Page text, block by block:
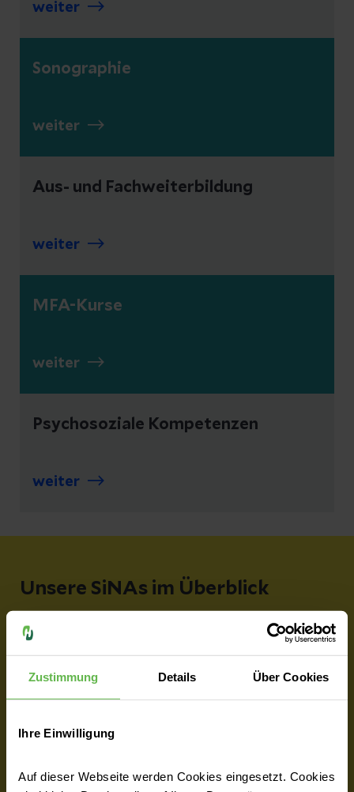
Zustimmung Details Über Cookies
Ihre Einwilligung
Auf dieser Webseite werden Cookies eingesetzt. Cookies
weiter
Sonographie
weiter
Aus- und Fachweiterbildung
weiter
MFA-Kurse
weiter
Psychosoziale Kompetenzen
weiter
Unsere SiNAs im Überblick
Lernen Sie unsere Simulationszentren kennen und
finden Sie den richtigen Ansprechpartner!
Im Fokus stehen die Aspekte
Ressourcenmanagement.